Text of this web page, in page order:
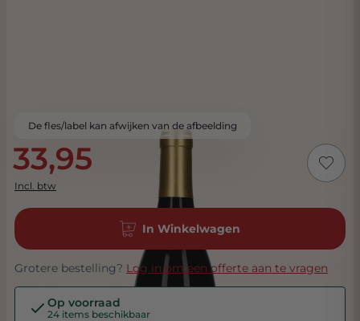
De fles/label kan afwijken van de afbeelding
33,95
Incl. btw
In Winkelwagen
Grotere bestelling? Log in om een offerte aan te vragen
Op voorraad
24 items beschikbaar